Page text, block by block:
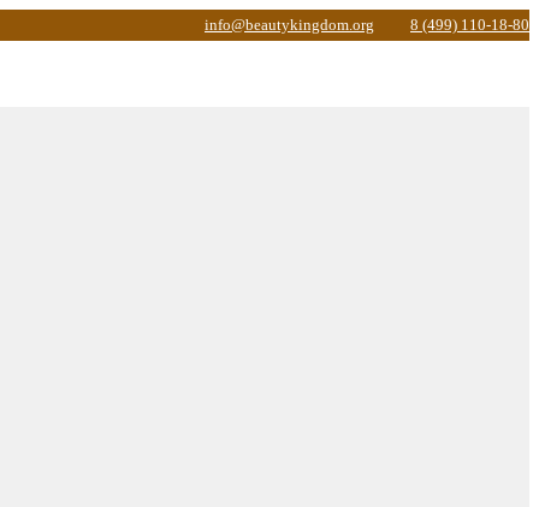
info@beautykingdom.org 8 (499) 110-18-80